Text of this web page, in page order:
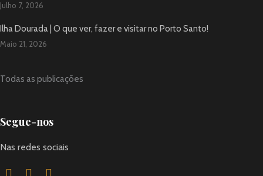
Julho 7, 2026
Ilha Dourada | O que ver, fazer e visitar no Porto Santo!
Maio 21, 2026
Todas as publicações
Segue-nos
Nas redes sociais